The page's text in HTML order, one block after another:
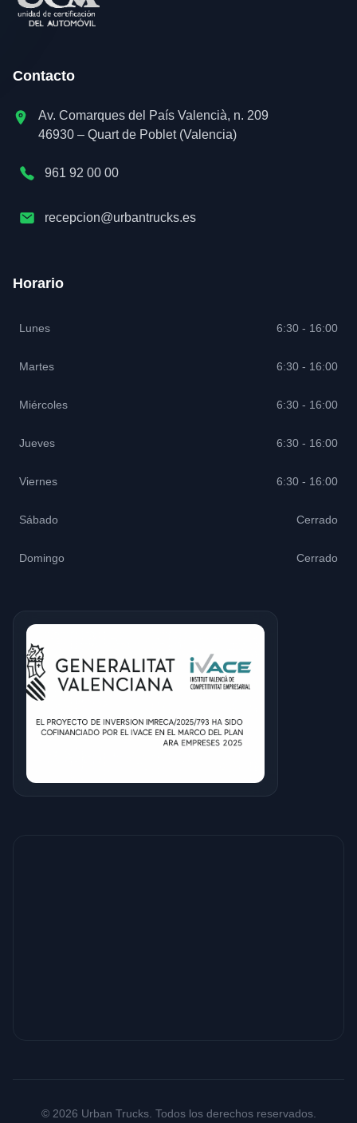
Contacto
Av. Comarques del País Valencià, n. 209
46930 – Quart de Poblet (Valencia)
961 92 00 00
recepcion@urbantrucks.es
Horario
Lunes 6:30 - 16:00
Martes 6:30 - 16:00
Miércoles 6:30 - 16:00
Jueves 6:30 - 16:00
Viernes 6:30 - 16:00
Sábado Cerrado
Domingo Cerrado
© 2026 Urban Trucks. Todos los derechos reservados.